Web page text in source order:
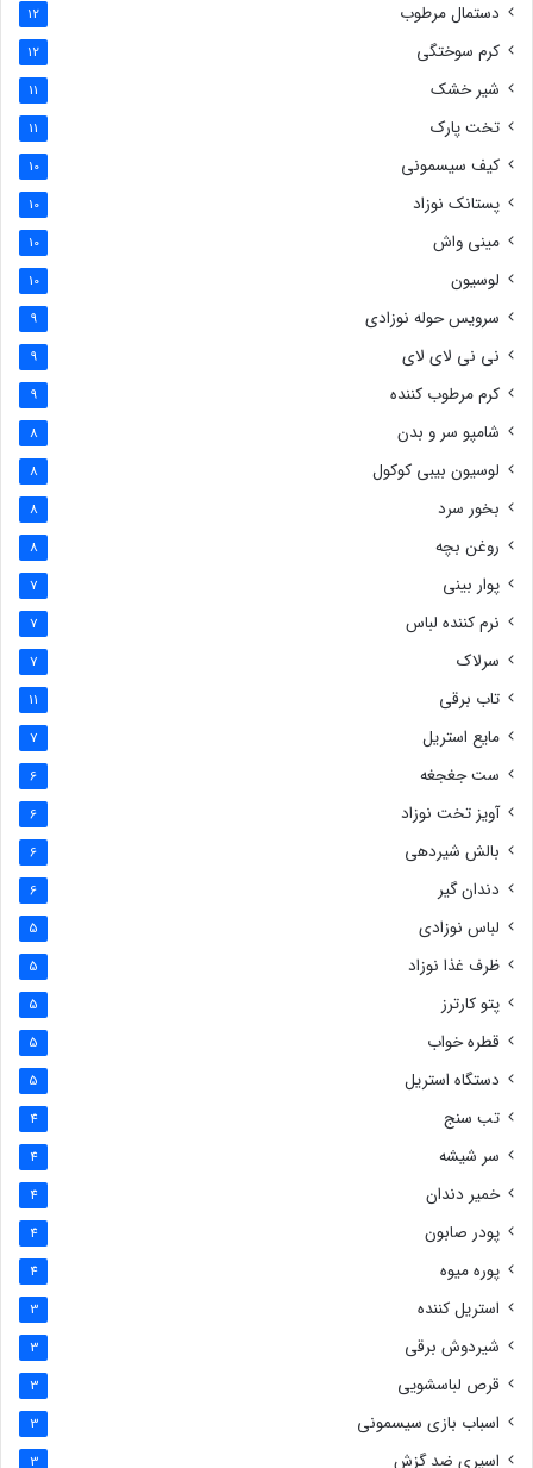
دستمال مرطوب 12
کرم سوختگی 12
شیر خشک 11
تخت پارک 11
کیف سیسمونی 10
پستانک نوزاد 10
مینی واش 10
لوسیون 10
سرویس حوله نوزادی 9
نی نی لای لای 9
کرم مرطوب کننده 9
شامپو سر و بدن 8
لوسیون بیبی کوکول 8
بخور سرد 8
روغن بچه 8
پوار بینی 7
نرم کننده لباس 7
سرلاک 7
تاب برقی 11
مایع استریل 7
ست جغجغه 6
آویز تخت نوزاد 6
بالش شیردهی 6
دندان گیر 6
لباس نوزادی 5
ظرف غذا نوزاد 5
پتو کارترز 5
قطره خواب 5
دستگاه استریل 5
تب سنج 4
سر شیشه 4
خمیر دندان 4
پودر صابون 4
پوره میوه 4
استریل کننده 3
شیردوش برقی 3
قرص لباسشویی 3
اسباب بازی سیسمونی 3
اسپری ضد گزش 3